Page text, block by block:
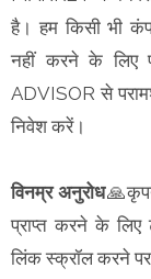
है। हम किसी भी
नहीं करने के लिए
ADVISOR से
निवेश करें।
विनम्र अनुरोध
प्राप्त करने के लिए
लिंक स्क्रॉल करने पर